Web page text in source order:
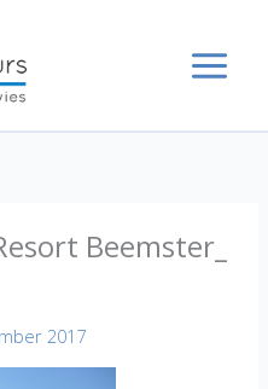
Beemster_
2017